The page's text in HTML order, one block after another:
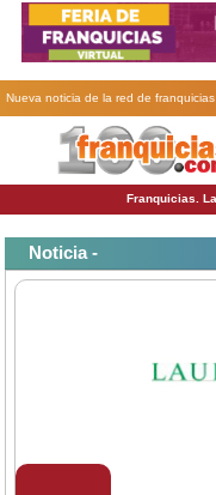
Nueva noticia de la red de
Franquicias.
Noticia -